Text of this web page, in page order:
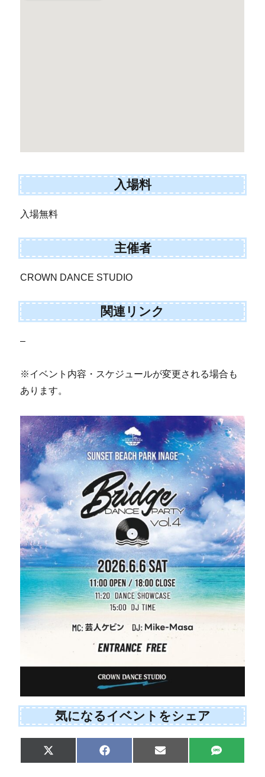
入場料
入場無料
主催者
CROWN DANCE STUDIO
関連リンク
–
※イベント内容・スケジュールが変更される場合も
あります。
気になるイベントをシェア
Share
on
X
(
Share
on
F
a
Share
on
E
m
Share
on
S
M